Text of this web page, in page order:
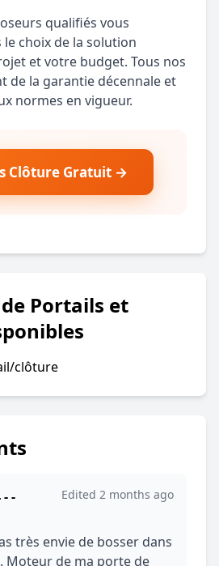
qualifiés vous
choix de la solution
et votre budget. Tous nos
de la garantie décennale et
normes en vigueur.
Clôture Gratuit →
Portails et
clôture
-
Edited 2 months ago
très envie de bosser dans
Moteur de ma porte de